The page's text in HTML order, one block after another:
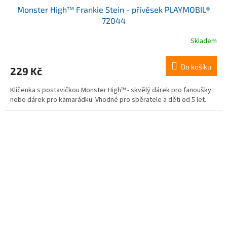
Monster High™ Frankie Stein - přívěsek PLAYMOBIL®
72044
Skladem
229 Kč Do košíku
Klíčenka s postavičkou Monster High™ - skvělý dárek pro fanoušky
nebo dárek pro kamarádku. Vhodné pro sběratele a děti od 5 let.